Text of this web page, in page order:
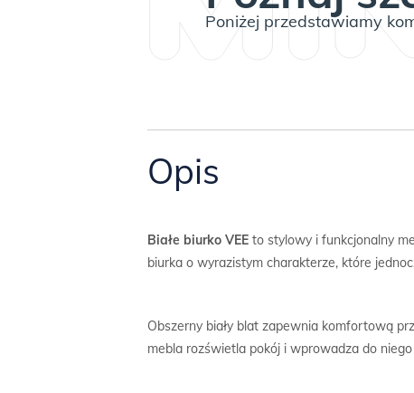
Poniżej przedstawiamy
Opis
Białe biurko VEE to stylowy i funkcjonalny
biurka o wyrazistym charakterze, które
Obszerny biały blat zapewnia komfortową
mebla rozświetla pokój i wprowadza do